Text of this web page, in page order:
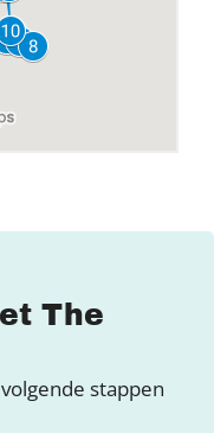
The
stappen